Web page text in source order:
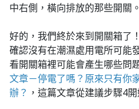
中右側，橫向排放的那些開關。
好的，我們終於來到開關箱了
確認沒有在潮濕處用電所可能
看開關箱裡可能會產生哪些問
文章－停電了嗎？原來只有你
辦？ ，這篇文章從建議步驟4開